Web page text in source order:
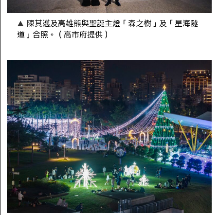
陳其邁及高雄熊與聖誕主燈「森之樹」及「星海隧
道」合照。（高市府提供）